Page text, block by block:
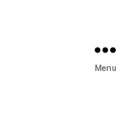
Menu